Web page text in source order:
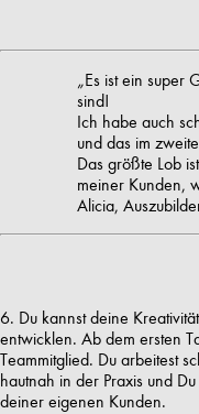
„Es ist ein super
sind!
Ich habe auch
und das im
Das größte Lob
meiner Kunden,
Alicia,
6. Du kannst deine
entwicklen. Ab dem ersten
Teammitglied. Du arbeitest
hautnah in der Praxis und
deiner eigenen Kunden.